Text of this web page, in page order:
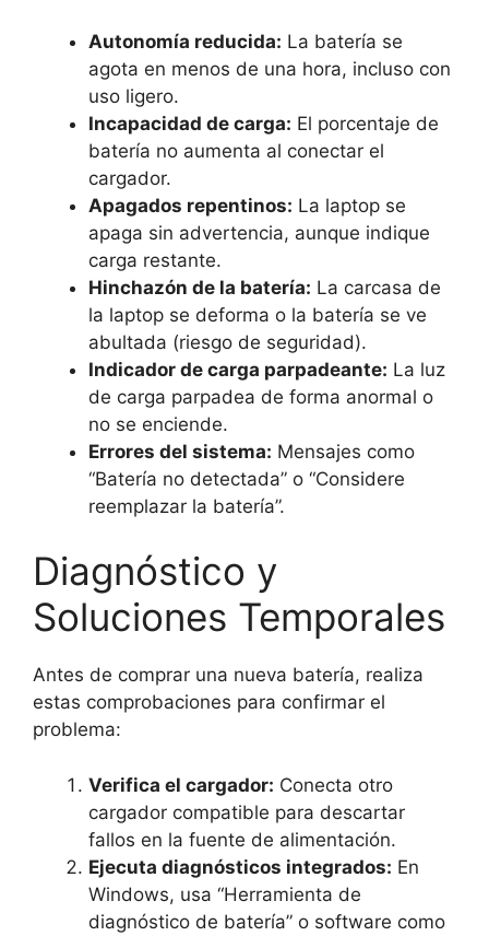
Autonomía reducida: La batería se
agota en menos de una hora, incluso con
uso ligero.
Incapacidad de carga: El porcentaje de
batería no aumenta al conectar el
cargador.
Apagados repentinos: La laptop se
apaga sin advertencia, aunque indique
carga restante.
Hinchazón de la batería: La carcasa de
la laptop se deforma o la batería se ve
abultada (riesgo de seguridad).
Indicador de carga parpadeante: La luz
de carga parpadea de forma anormal o
no se enciende.
Errores del sistema: Mensajes como
“Batería no detectada” o “Considere
reemplazar la batería”.
Diagnóstico y
Soluciones Temporales
Antes de comprar una nueva batería, realiza
estas comprobaciones para confirmar el
problema:
Verifica el cargador: Conecta otro
cargador compatible para descartar
fallos en la fuente de alimentación.
Ejecuta diagnósticos integrados: En
Windows, usa “Herramienta de
diagnóstico de batería” o software como